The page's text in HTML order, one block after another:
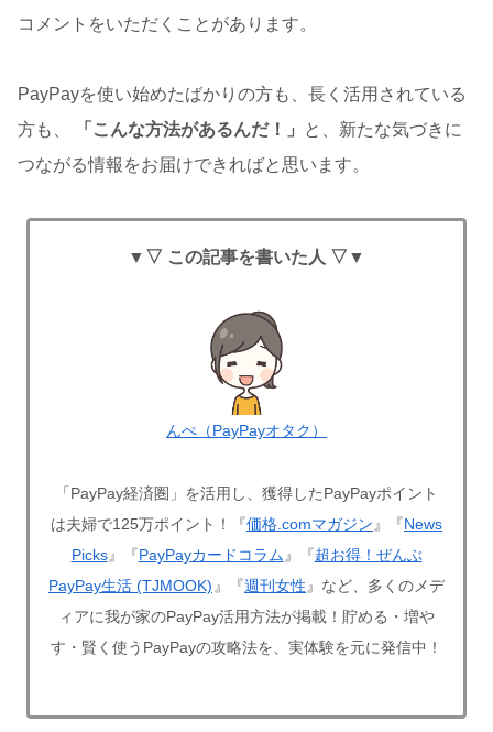
コメントをいただくことがあります。
PayPayを使い始めたばかりの方も、長く活用されている
方も、
「こんな方法があるんだ！」
と、新たな気づきに
つながる情報をお届けできればと思います。
▼▽ この記事を書いた人 ▽▼
んぺ（PayPayオタク）
「PayPay経済圏」を活用し、獲得したPayPayポイント
は夫婦で125万ポイント！『価格.comマガジン 』『News
Picks』『PayPayカードコラム 』『超お得！ぜんぶ
PayPay生活 (TJMOOK) 』『週刊女性 』など、多くのメデ
ィアに我が家のPayPay活用方法が掲載！貯める・増や
す・賢く使うPayPayの攻略法を、実体験を元に発信中！